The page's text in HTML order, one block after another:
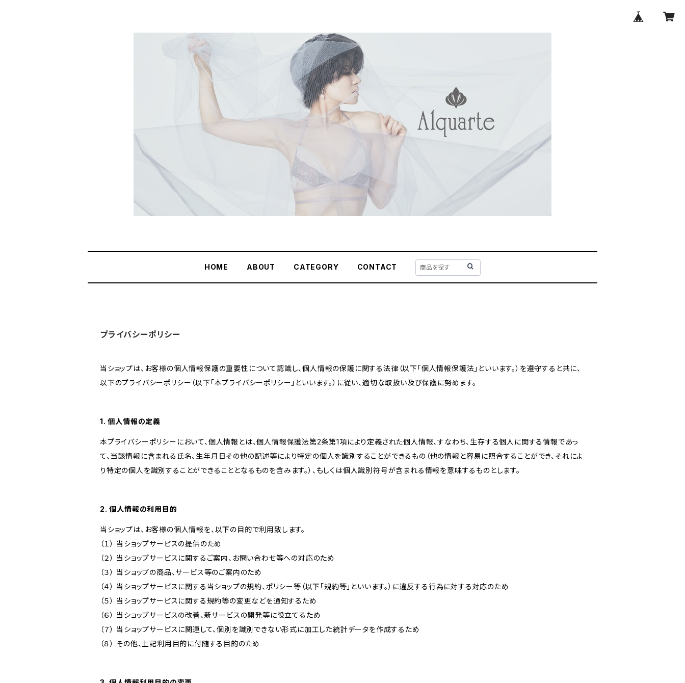
HOME ABOUT CATEGORY CONTACT
プライバシーポリシー
当ショップは、お客様の個人情報保護の重要性について認識し、個人情報の保護に関する法律（以下「個人情報保護法」といいます。）を遵守すると共に、
以下のプライバシーポリシー（以下「本プライバシーポリシー」といいます。）に従い、適切な取扱い及び保護に努めます。
1. 個人情報の定義
本プライバシーポリシーにおいて、個人情報とは、個人情報保護法第2条第1項により定義された個人情報、すなわち、生存する個人に関する情報であっ
て、当該情報に含まれる氏名、生年月日その他の記述等により特定の個人を識別することができるもの（他の情報と容易に照合することができ、それによ
り特定の個人を識別することができることとなるものを含みます。）、もしくは個人識別符号が含まれる情報を意味するものとします。
2. 個人情報の利用目的
当ショップは、お客様の個人情報を、以下の目的で利用致します。
（１） 当ショップサービスの提供のため
（２） 当ショップサービスに関するご案内、お問い合わせ等への対応のため
（３） 当ショップの商品、サービス等のご案内のため
（４） 当ショップサービスに関する当ショップの規約、ポリシー等（以下「規約等」といいます。）に違反する行為に対する対応のため
（５） 当ショップサービスに関する規約等の変更などを通知するため
（６） 当ショップサービスの改善、新サービスの開発等に役立てるため
（７） 当ショップサービスに関連して、個別を識別できない形式に加工した統計データを作成するため
（８） その他、上記利用目的に付随する目的のため